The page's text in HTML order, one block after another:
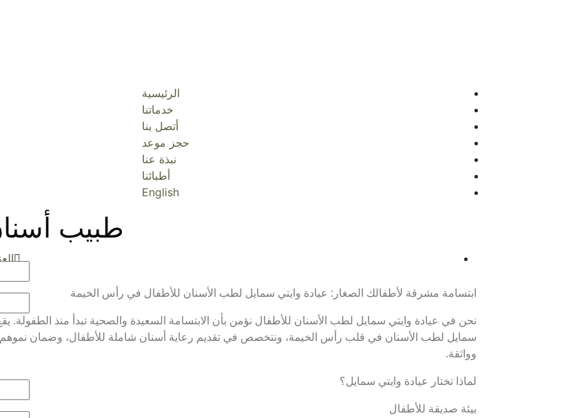
الرئيسية
خدماتنا
أتصل بنا
حجز موعد
نبذة عنا
أطبائنا
English
طبيب
ابتسامة مشرقة لأطفالك الصغار: عيادة وايتي سمايل لطب الأسنان للأطفال في رأس الخيمة
نحن في عيادة وايتي سمايل لطب الأسنان للأطفال نؤمن بأن الابتسامة السعيدة والصحية تبدأ منذ الطفولة.
سمايل لطب الأسنان في قلب رأس الخيمة، ونتخصص في تقديم رعاية أسنان شاملة للأطفال، وضمان نموهم
وواثقة.
لماذا تختار عيادة وايتي سمايل؟
بيئة صديقة للأطفال